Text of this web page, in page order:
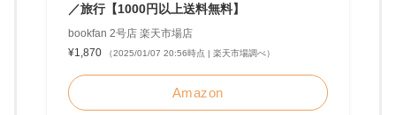
／旅行【1000円以上送料無料】
bookfan 2号店 楽天市場店
¥1,870
（2025/01/07 20:56時点 | 楽天市場調べ）
Amazon